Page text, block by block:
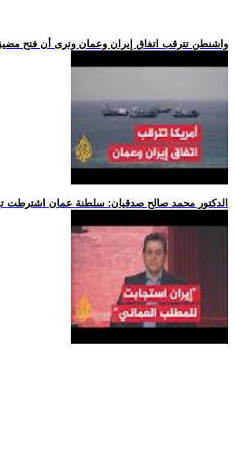
.. واشنطن تترقب اتفاق إيران وعمان وترى أن فتح
.. الدكتور محمد صالح صدقيان: سلطنة عمان اشترطت